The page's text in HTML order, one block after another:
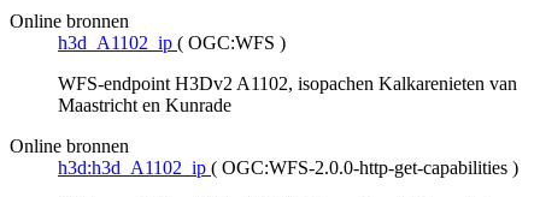
Online bronnen
h3d_A1102_ip ( OGC:WFS )
WFS-endpoint H3Dv2 A1102, isopachen Kalkarenieten van
Maastricht en Kunrade
Online bronnen
h3d:h3d_A1102_ip ( OGC:WFS-2.0.0-http-get-capabilities )